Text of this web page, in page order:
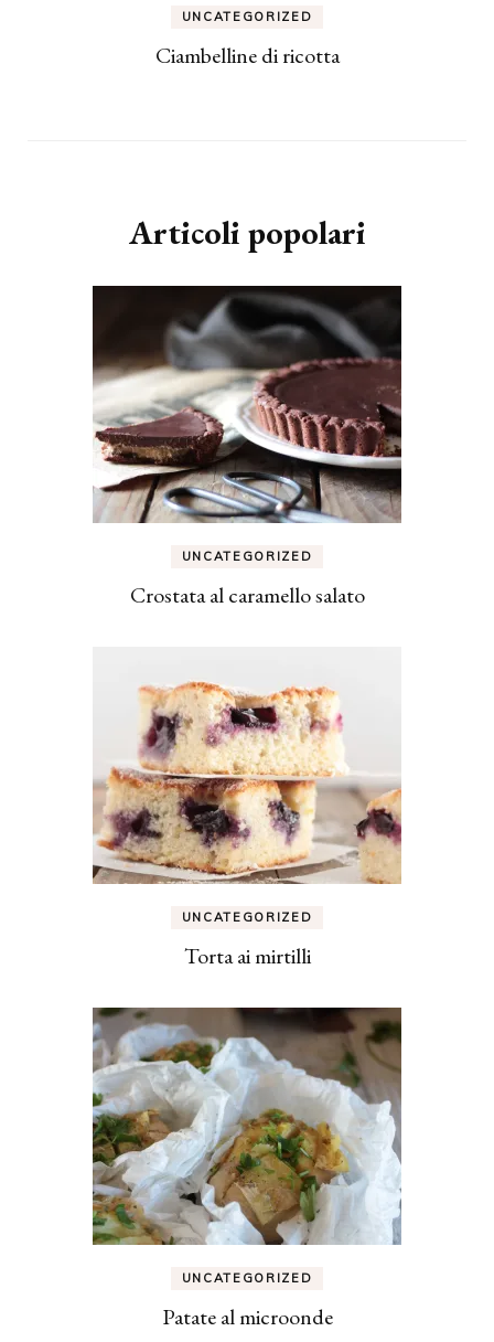
UNCATEGORIZED
Ciambelline di ricotta
Articoli popolari
UNCATEGORIZED
Crostata al caramello salato
UNCATEGORIZED
Torta ai mirtilli
UNCATEGORIZED
Patate al microonde